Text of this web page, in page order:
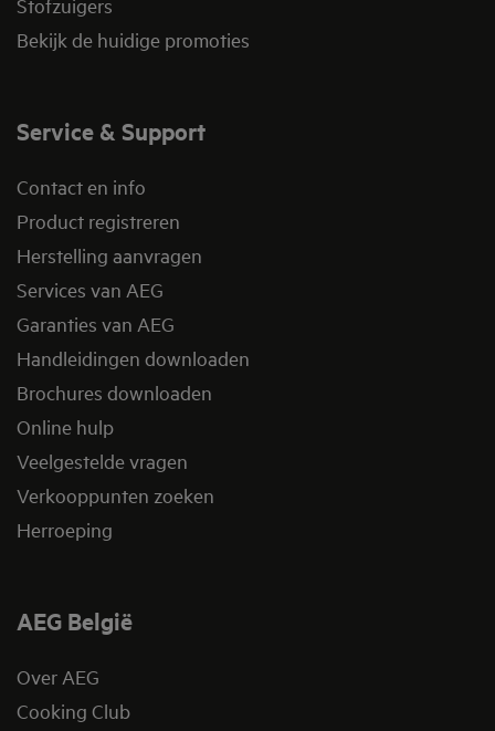
Stofzuigers
Bekijk de huidige promoties
Service & Support
Contact en info
Product registreren
Herstelling aanvragen
Services van AEG
Garanties van AEG
Handleidingen downloaden
Brochures downloaden
Online hulp
Veelgestelde vragen
Verkooppunten zoeken
Herroeping
AEG België
Over AEG
Cooking Club